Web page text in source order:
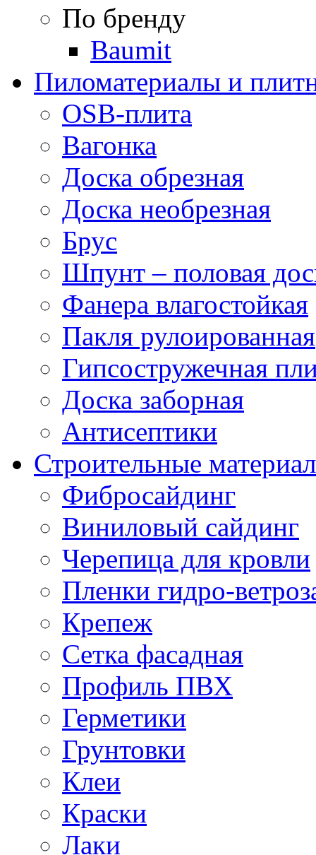
По бренду
Baumit
Пиломатериалы и
OSB-плита
Вагонка
Доска обрезная
Доска необрезная
Брус
Шпунт – половая
Фанера влагостойкая
Пакля рулоированная
Гипсостружечная
Доска заборная
Антисептики
Строительные
Фибросайдинг
Виниловый сайдинг
Черепица для кровли
Пленки гидро-
Крепеж
Сетка фасадная
Профиль ПВХ
Герметики
Грунтовки
Клеи
Краски
Лаки